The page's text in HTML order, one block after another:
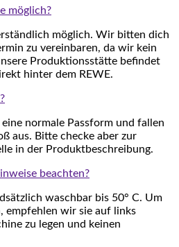
möglich?
möglich. Wir bitten dich
zu vereinbaren, da wir kein
Produktionsstätte befindet
hinter dem REWE.
normale Passform und fallen
aus. Bitte checke aber zur
in der Produktbeschreibung.
beachten?
waschbar bis 50° C. Um
empfehlen wir sie auf links
zu legen und keinen